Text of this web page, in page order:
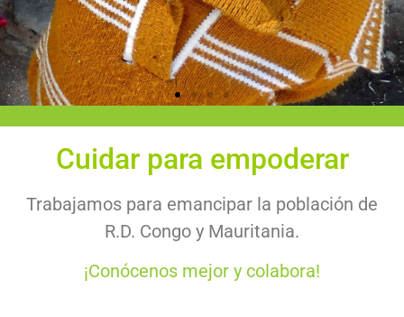
Cuidar para empoderar
Trabajamos para emancipar la población de
R.D. Congo y Mauritania.
¡Conócenos mejor y colabora!